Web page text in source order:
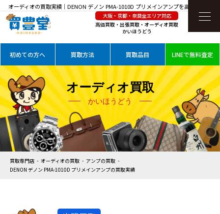
オーディオの買取実績｜DENON デノン PMA-1010D プリメインアンプを高価買取
大阪・京都・奈良全エリア対応
高価買取・出張買取・オーディオ買取
かいほうどう
初めての方へ 買取方法 買取品目 LINEで無料査定
オーディオ買取
かいほうどう
買取専門店 オーディオの買取
アンプの買取
DENON デノン PMA-1010D プリメインアンプの買取実績